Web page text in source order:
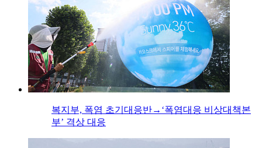
복지부, 폭염 초기대응반→‘폭염대응 비상대책본
부’ 격상 대응